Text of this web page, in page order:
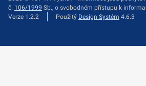
č. 106/1999 Sb., o svobodném přístupu k
Verze 1.2.2
Použitý Design Systém 4.6.3